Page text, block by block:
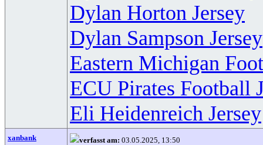
Dylan Horton Jersey
Dylan Sampson Jersey
Eastern Michigan
ECU Pirates Football
Eli Heidenreich Jersey
xanbank verfasst am: 03.05.2025, 13:50